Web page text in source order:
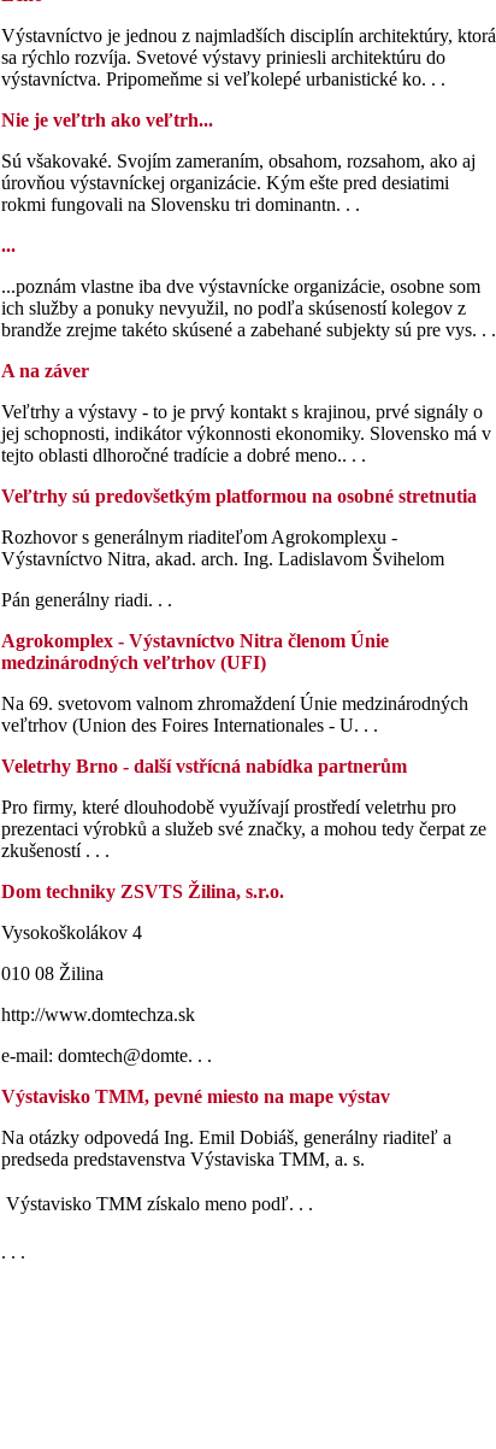
Výstavníctvo je jednou z najmladších disciplín architektúry, ktorá
sa rýchlo rozvíja. Svetové výstavy priniesli architektúru do
výstavníctva. Pripomeňme si veľkolepé urbanistické ko. . .
Nie je veľtrh ako veľtrh...
Sú všakovaké. Svojím zameraním, obsahom, rozsahom, ako aj
úrovňou výstavníckej organizácie. Kým ešte pred desiatimi
rokmi fungovali na Slovensku tri dominantn. . .
...
...poznám vlastne iba dve výstavnícke organizácie, osobne som
ich služby a ponuky nevyužil, no podľa skúseností kolegov z
brandže zrejme takéto skúsené a zabehané subjekty sú pre vys. . .
A na záver
Veľtrhy a výstavy - to je prvý kontakt s krajinou, prvé signály o
jej schopnosti, indikátor výkonnosti ekonomiky. Slovensko má v
tejto oblasti dlhoročné tradície a dobré meno.. . .
Veľtrhy sú predovšetkým platformou na osobné stretnutia
Rozhovor s generálnym riaditeľom Agrokomplexu -
Výstavníctvo Nitra, akad. arch. Ing. Ladislavom Švihelom
Pán generálny riadi. . .
Agrokomplex - Výstavníctvo Nitra členom Únie
medzinárodných veľtrhov (UFI)
Na 69. svetovom valnom zhromaždení Únie medzinárodných
veľtrhov (Union des Foires Internationales - U. . .
Veletrhy Brno - další vstřícná nabídka partnerům
Pro firmy, které dlouhodobě využívají prostředí veletrhu pro
prezentaci výrobků a služeb své značky, a mohou tedy čerpat ze
zkušeností . . .
Dom techniky ZSVTS Žilina, s.r.o.
Vysokoškolákov 4
010 08 Žilina
http://www.domtechza.sk
e-mail: domtech@domte. . .
Výstavisko TMM, pevné miesto na mape výstav
Na otázky odpovedá Ing. Emil Dobiáš, generálny riaditeľ a
predseda predstavenstva Výstaviska TMM, a. s.
 Výstavisko TMM získalo meno podľ. . .
. . .